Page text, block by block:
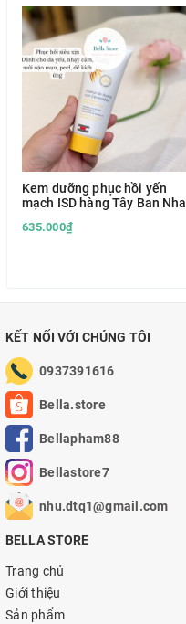
Kem dưỡng phục hồi yến
mạch ISD hàng Tây Ban Nha
635.000₫
KẾT NỐI VỚI CHÚNG TÔI
0937391616
Bella.store
Bellapham88
Bellastore7
nhu.dtq1@gmail.com
BELLA STORE
Trang chủ
Giới thiệu
Sản phẩm